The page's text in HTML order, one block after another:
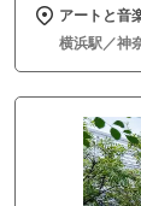
アートと音
横浜駅／神